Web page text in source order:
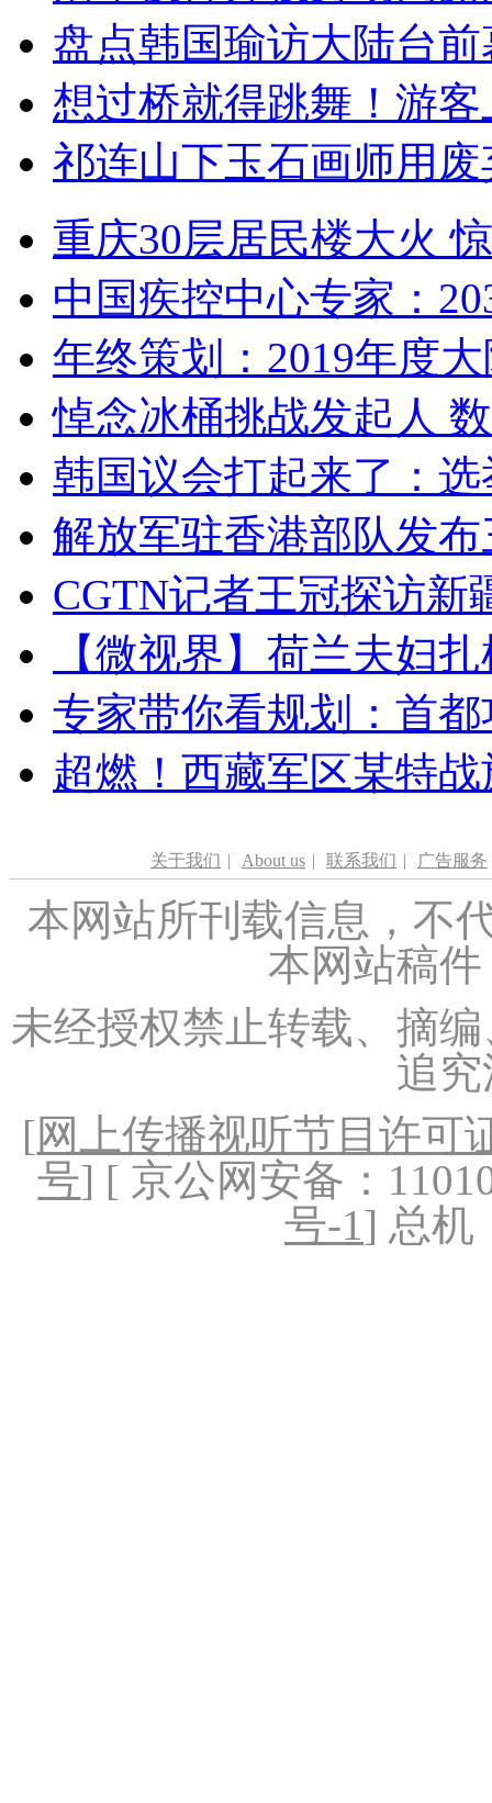
盘点韩国瑜访大陆台
想过桥就得跳舞！游客
祁连山下玉石画师用
重庆30层居民楼大火
中国疾控中心专家：
年终策划：2019年度
悼念冰桶挑战发起人
韩国议会打起来了：
解放军驻香港部队发
CGTN记者王冠探访新
【微视界】荷兰夫妇
专家带你看规划：首
超燃！西藏军区某特
关于我们 | About us | 联系我们 | 广告服务
本网站所刊载信息，不
本网站稿
未经授权禁止转载、摘
追
[网上传播视听节目许可
号] [ 京公网安备：
号-1] 总机